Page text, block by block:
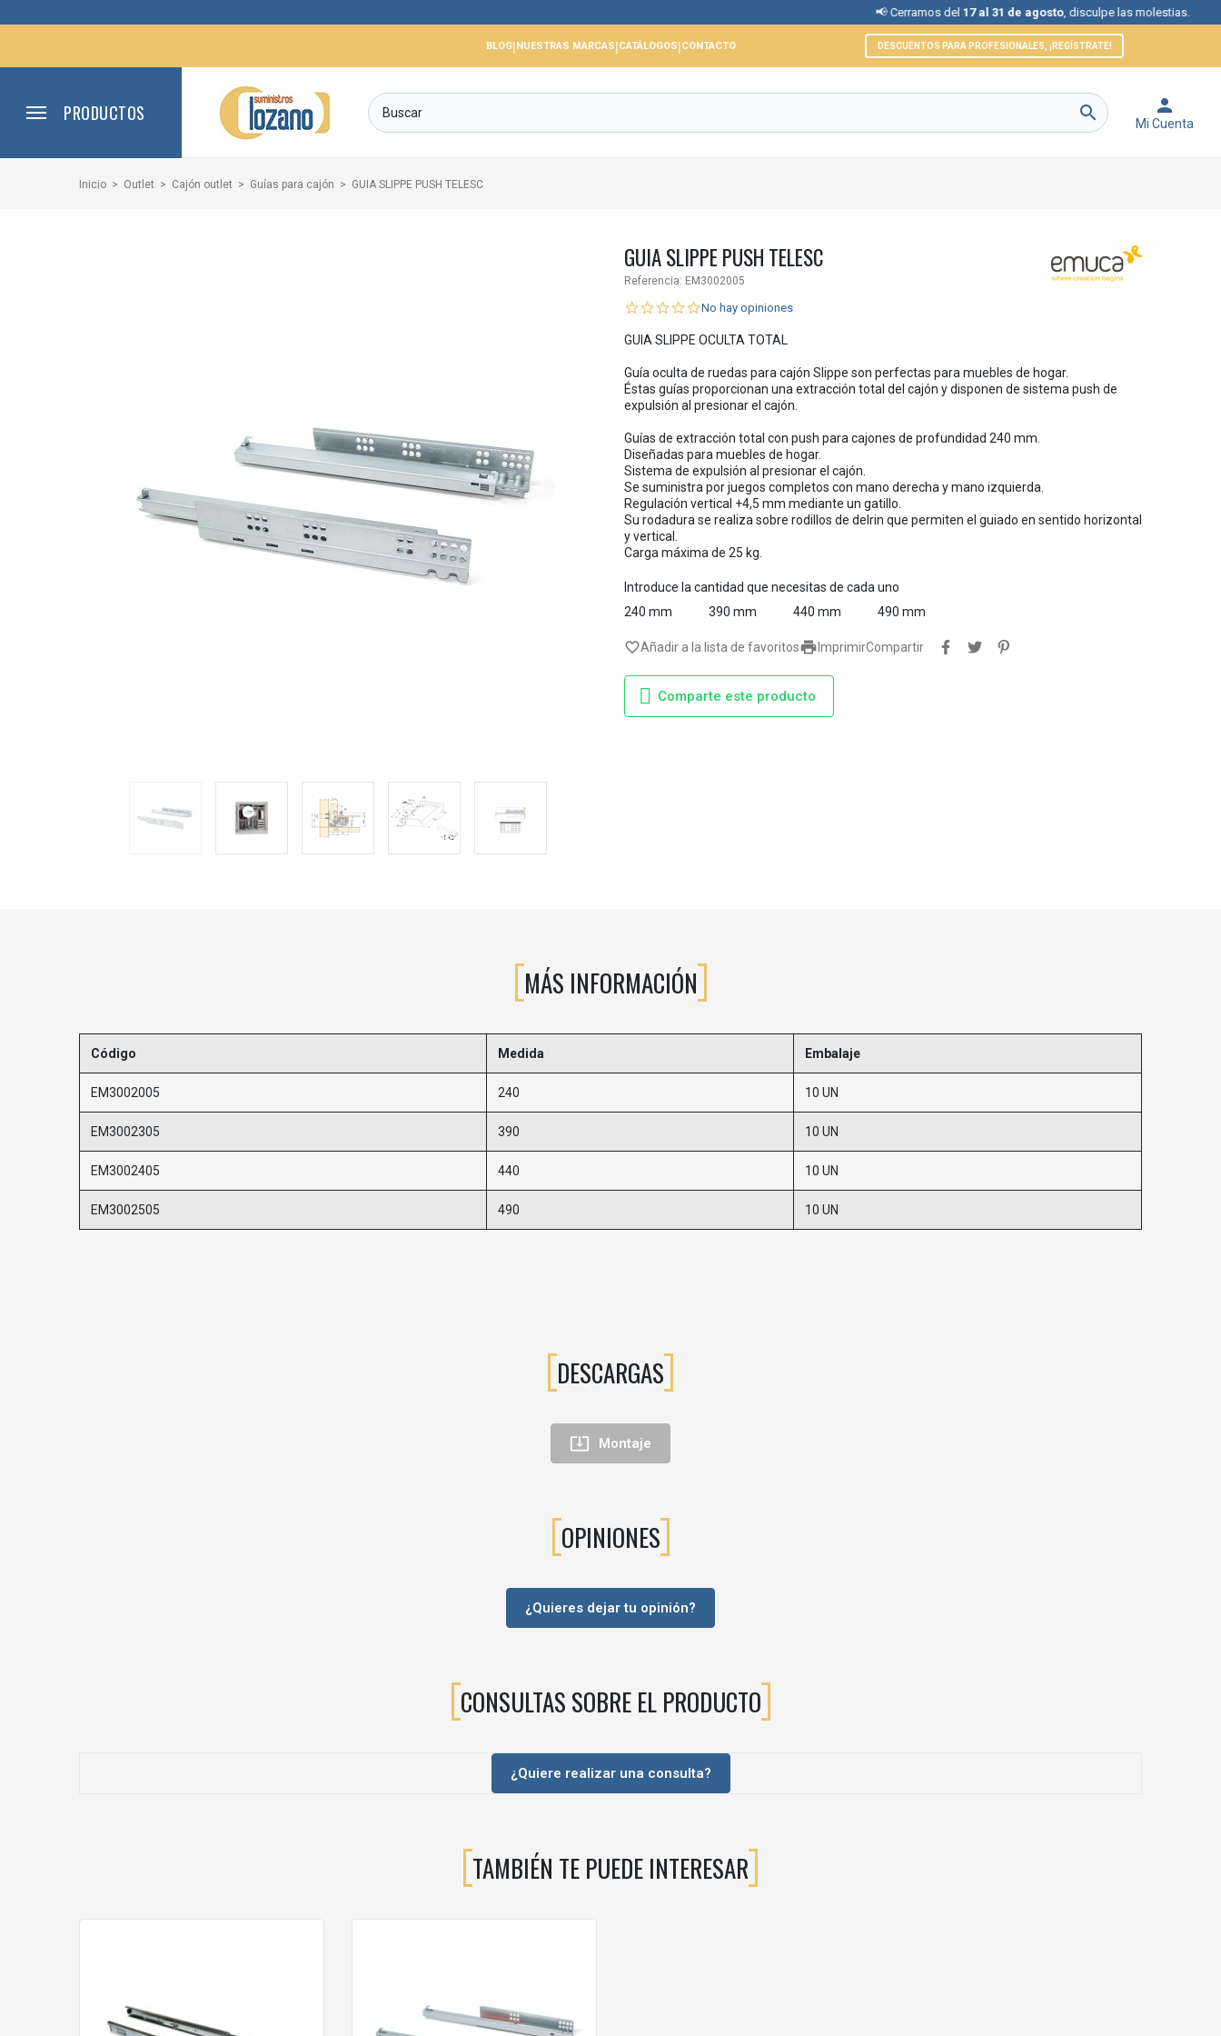
📢 Cerramos del17 al 31 de agosto, disculpe las molestias.
BLOG|NUESTRAS MARCAS|CATÁLOGOS|CONTACTO DESCUENTOS PARA PROFESIONALES, ¡REGÍSTRATE!
PRODUCTOS  
Mi Cuenta
Inicio Outlet Cajón outlet Guías para cajón GUIA SLIPPE PUSH TELESC
GUIA SLIPPE PUSH TELESC
Referencia: EM3002005
No hay opiniones
GUIA SLIPPE OCULTA TOTAL
Guía oculta de ruedas para cajón Slippe son perfectas para muebles de hogar.
Éstas guías proporcionan una extracción total del cajón y disponen de sistema push de
expulsión al presionar el cajón.
Guías de extracción total con push para cajones de profundidad 240 mm.
Diseñadas para muebles de hogar.
Sistema de expulsión al presionar el cajón.
Se suministra por juegos completos con mano derecha y mano izquierda.
Regulación vertical +4,5 mm mediante un gatillo.
Su rodadura se realiza sobre rodillos de delrin que permiten el guiado en sentido horizontal
y vertical.
Carga máxima de 25 kg.
Introduce la cantidad que necesitas de cada uno
240 mm
390 mm 440 mm 490 mm
 Imprimir
favorite_borderAñadir a la lista de favoritos Compartir
Comparte este producto
MÁS INFORMACIÓN
Código Medida Embalaje
EM3002005 240 10 UN
EM3002305 390 10 UN
EM3002405 440 10 UN
EM3002505 490 10 UN
DESCARGAS
 Montaje
OPINIONES
¿Quieres dejar tu opinión?
CONSULTAS SOBRE EL PRODUCTO
¿Quiere realizar una consulta?
TAMBIÉN TE PUEDE INTERESAR